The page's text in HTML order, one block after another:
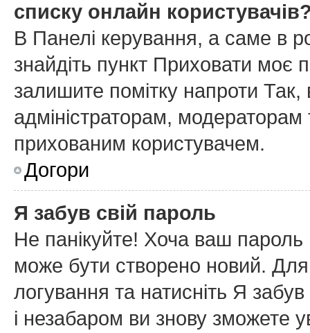
списку онлайн
В Панелі керування, а саме в
знайдіть пункт Приховати моє
залишите помітку напроти Так,
адміністраторам,
прихованим користувачем.
Догори
Я забув свій пароль
Не панікуйте! Хоча ваш
може бути створено новий. Для
логування та натисніть Я забув
і незабаром ви знову зможете